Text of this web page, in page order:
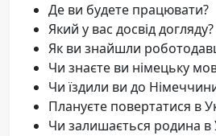
Де ви будете працювати?
Який у вас досвід догляду?
Як ви знайшли
Чи знаєте ви німецьку
Чи їздили ви до
Плануєте повертатися в
Чи залишається родина в